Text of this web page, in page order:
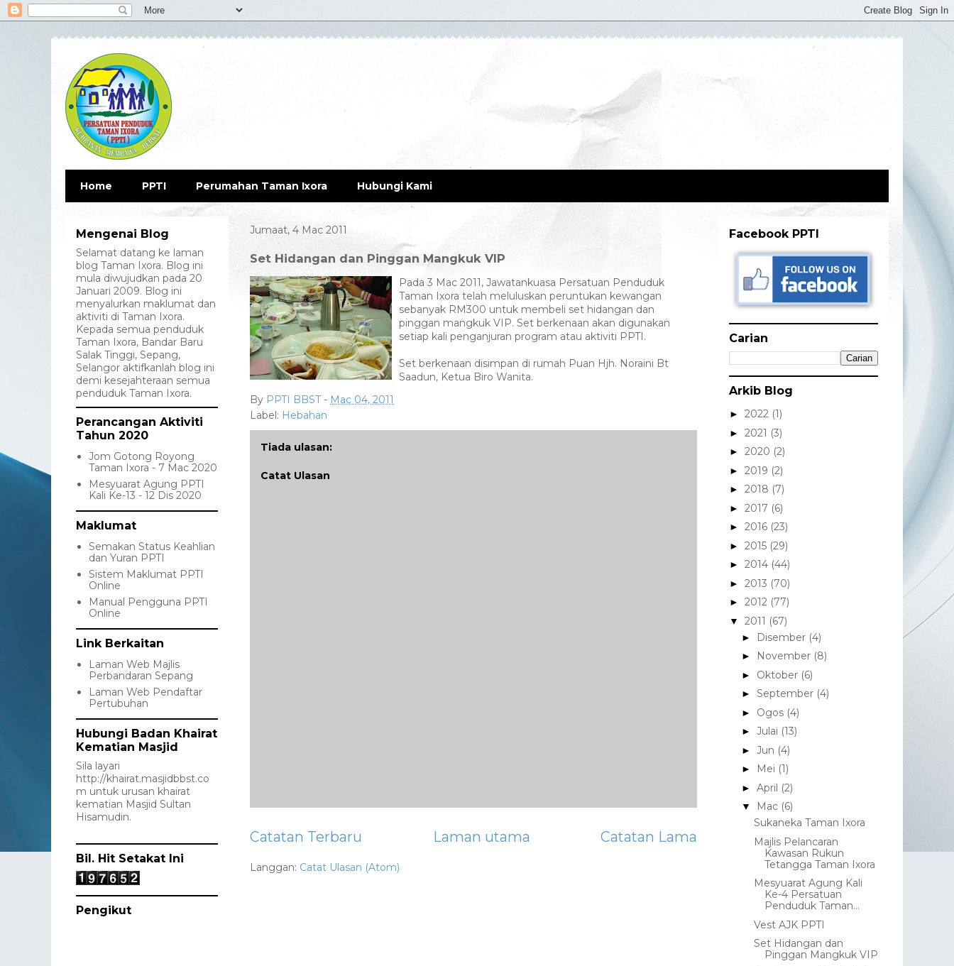
Home PPTI Perumahan Taman Ixora Hubungi Kami
Jumaat, 4 Mac 2011
Set Hidangan dan Pinggan Mangkuk VIP
Pada 3 Mac 2011, Jawatankuasa Persatuan Penduduk
Taman Ixora telah meluluskan peruntukan kewangan
sebanyak RM300 untuk membeli set hidangan dan
pinggan mangkuk VIP. Set berkenaan akan digunakan
setiap kali penganjuran program atau aktiviti PPTI.
Set berkenaan disimpan di rumah Puan Hjh. Noraini Bt
Saadun, Ketua Biro Wanita.
By PPTI BBST - Mac 04, 2011
Label: Hebahan
Tiada ulasan:
Catat Ulasan
Catatan Terbaru Catatan Lama
Laman utama
Langgan: Catat Ulasan (Atom)
Mengenai Blog
Selamat datang ke laman
blog Taman Ixora. Blog ini
mula diwujudkan pada 20
Januari 2009. Blog ini
menyalurkan maklumat dan
aktiviti di Taman Ixora.
Kepada semua penduduk
Taman Ixora, Bandar Baru
Salak Tinggi, Sepang,
Selangor aktifkanlah blog ini
demi kesejahteraan semua
penduduk Taman Ixora.
Perancangan Aktiviti
Tahun 2020
Jom Gotong Royong
Taman Ixora - 7 Mac 2020
Mesyuarat Agung PPTI
Kali Ke-13 - 12 Dis 2020
Maklumat
Semakan Status Keahlian
dan Yuran PPTI
Sistem Maklumat PPTI
Online
Manual Pengguna PPTI
Online
Link Berkaitan
Laman Web Majlis
Perbandaran Sepang
Laman Web Pendaftar
Pertubuhan
Hubungi Badan Khairat
Kematian Masjid
Sila layari
http://khairat.masjidbbst.co
m untuk urusan khairat
kematian Masjid Sultan
Hisamudin.
Bil. Hit Setakat Ini
Pengikut
Facebook PPTI
Carian
Arkib Blog
► 2022 (1)
► 2021 (3)
► 2020 (2)
► 2019 (2)
► 2018 (7)
► 2017 (6)
► 2016 (23)
► 2015 (29)
► 2014 (44)
► 2013 (70)
► 2012 (77)
▼ 2011 (67)
► Disember (4)
► November (8)
► Oktober (6)
► September (4)
► Ogos (4)
► Julai (13)
► Jun (4)
► Mei (1)
► April (2)
▼ Mac (6)
Sukaneka Taman Ixora
Majlis Pelancaran
Kawasan Rukun
Tetangga Taman Ixora
Mesyuarat Agung Kali
Ke-4 Persatuan
Penduduk Taman...
Vest AJK PPTI
Set Hidangan dan
Pinggan Mangkuk VIP